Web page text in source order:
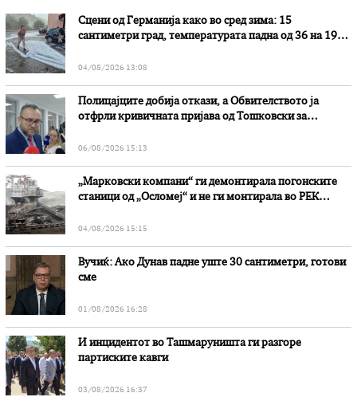
Сцени од Германија како во сред зима: 15
сантиметри град, температурата падна од 36 на 19
04/08/2026 13:08
Полицајците добија откази, а Обвителството ја
отфрли кривичната пријава од Тошковски за
06/08/2026 15:13
„Марковски компани“ ги демонтирала погонските
станици од „Осломеј“ и не ги монтирала во РЕК
04/08/2026 15:15
Вучиќ: Ако Дунав падне уште 30 сантиметри, готови
сме
01/08/2026 16:28
И инцидентот во Ташмаруништa ги разгоре
партиските кавги
03/08/2026 16:37